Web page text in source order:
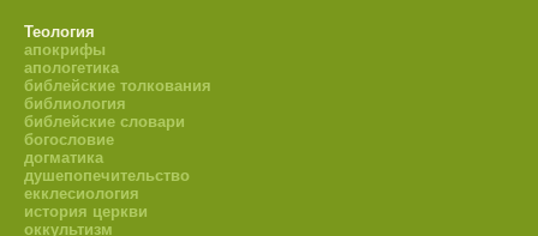
Теология
апокрифы
апологетика
библейские толкования
библиология
библейские словари
богословие
догматика
душепопечительство
екклесиология
история церкви
оккультизм